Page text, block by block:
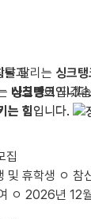
달과
싱크탱크입니다.
는 힘입니다.
를 알리는 싱크탱
나침반이 되겠
달과
싱크탱크입니다.
는 힘입니다.
집
/장